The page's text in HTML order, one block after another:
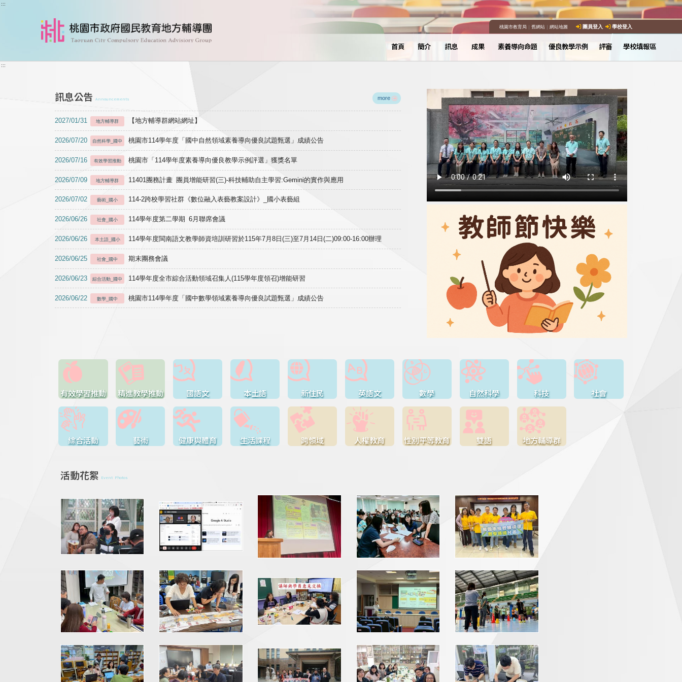
跳到主要內容
:::
桃園市教育局｜ 舊網站｜ 網站地圖 團員登入 學校登入
首頁 簡介 訊息 成果 素養導向命題 優良教學示例 評審 學校填報區
:::
訊息公告 Announcements more
2027/01/31 地方輔導群 【地方輔導群網站網址】
2026/07/20 自然科學_國中 桃園市114學年度「國中自然領域素養導向優良試題甄選」成績公告
2026/07/16 有效學習推動 桃園市「114學年度素養導向優良教學示例評選」獲獎名單
2026/07/09 地方輔導群 11401團務計畫 團員增能研習(三)-科技輔助自主學習:Gemini的實作與應用
2026/07/02 藝術_國小 114-2跨校學習社群《數位融入表藝教案設計》_國小表藝組
2026/06/26 社會_國小 114學年度第二學期 6月聯席會議
2026/06/26 本土語_國小 114學年度閩南語文教學師資培訓研習於115年7月8日(三)至7月14日(二)09:00-16:00辦理
2026/06/25 社會_國中 期末團務會議
2026/06/23 綜合活動_國中 114學年度全市綜合活動領域召集人(115學年度領召)增能研習
2026/06/22 數學_國中 桃園市114學年度「國中數學領域素養導向優良試題甄選」成績公告
有效學習推動 精進教學推動 國語文 本土語 新住民 英語文 數學 自然科學 科技 社會
綜合活動 藝術 健康與體育 生活課程 跨領域 人權教育 性別平等教育 雙語 地方輔導群
活動花絮 Event Photos